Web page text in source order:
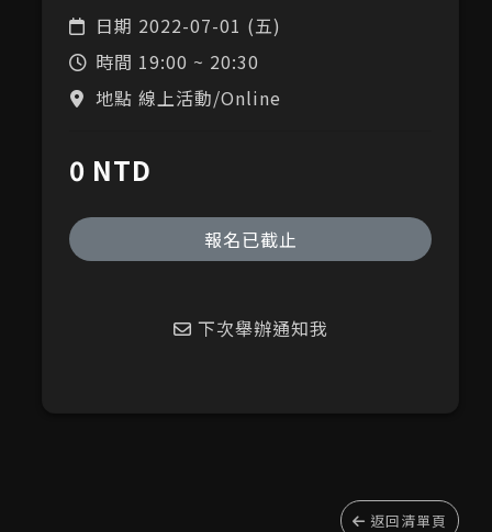
日期 2022-07-01 (五)
時間 19:00 ~ 20:30
地點 線上活動/Online
0 NTD
報名已截止
下次舉辦通知我
返回清單頁